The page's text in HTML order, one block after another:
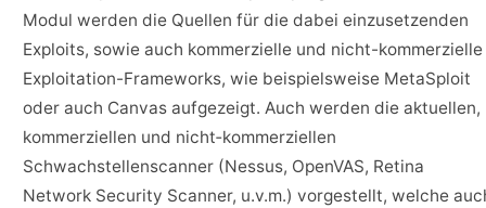
Modul werden die Quellen für die dabei einzusetzenden
Exploits, sowie auch kommerzielle und nicht-kommerzielle
Exploitation-Frameworks, wie beispielsweise MetaSploit
oder auch Canvas aufgezeigt. Auch werden die aktuellen,
kommerziellen und nicht‐kommerziellen
Schwachstellenscanner (Nessus, OpenVAS, Retina
Network Security Scanner, u.v.m.) vorgestellt, welche